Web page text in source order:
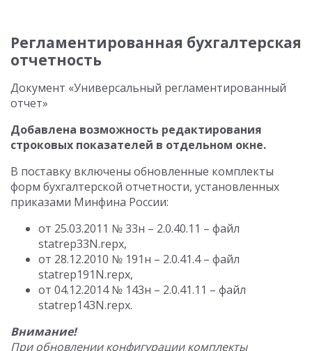
Регламентированная бухгалтерская
отчетность
Документ «Универсальный регламентированный
отчет»
Добавлена возможность редактирования
строковых показателей в отдельном окне.
В поставку включены обновленные комплекты
форм бухгалтерской отчетности, установленных
приказами Минфина России:
от 25.03.2011 № 33н – 2.0.40.11 – файл
statrep33N.repx,
от 28.12.2010 № 191н – 2.0.41.4 – файл
statrep191N.repx,
от 04.12.2014 № 143н – 2.0.41.11 – файл
statrep143N.repx.
Внимание!
При обновлении конфигурации комплекты